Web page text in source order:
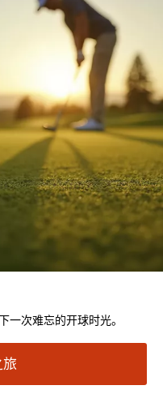
一次难忘的开球时光。